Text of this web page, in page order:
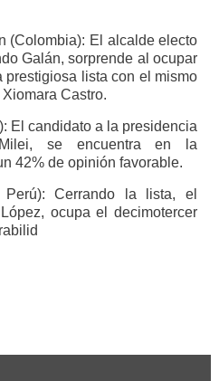
(Colombia): El alcalde electo
Galán, sorprende al ocupar
prestigiosa lista con el mismo
Castro.
El candidato a la presidencia
se encuentra en la
42% de opinión favorable.
Perú): Cerrando la lista, el
ocupa el decimotercer